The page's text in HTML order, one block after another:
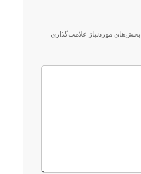
بخش‌های موردنیاز علامت‌گذاری